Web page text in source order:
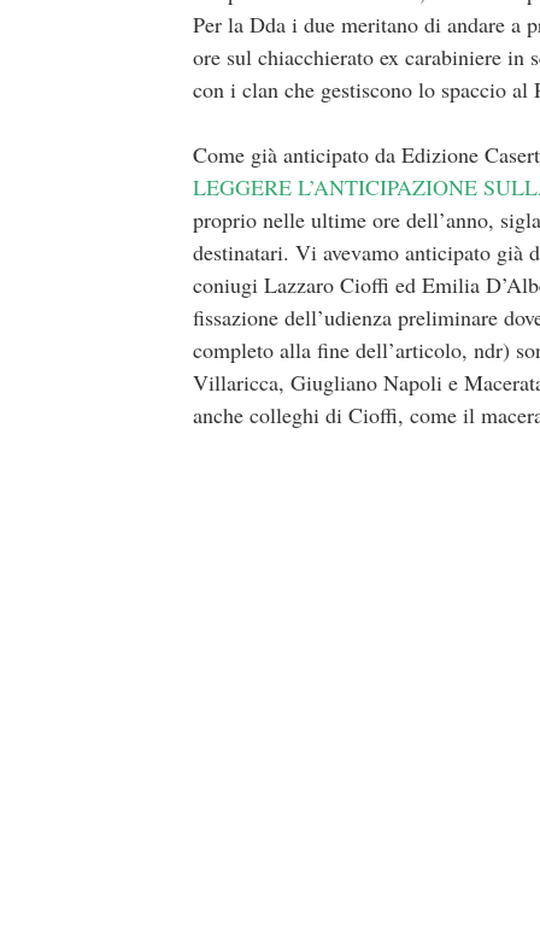
Per la Dda i due meritano di andare a
ore sul chiacchierato ex carabiniere in
con i clan che gestiscono lo spaccio al
Come già anticipato da Edizione
LEGGERE L’ANTICIPAZIONE
proprio nelle ultime ore dell’anno,
destinatari. Vi avevamo anticipato già
coniugi Lazzaro Cioffi ed Emilia
fissazione dell’udienza preliminare
completo alla fine dell’articolo, ndr)
Villaricca, Giugliano Napoli e
anche colleghi di Cioffi, come il